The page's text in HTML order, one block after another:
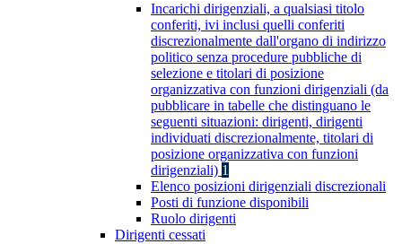
Incarichi dirigenziali, a qualsiasi titolo
conferiti, ivi inclusi quelli conferiti
discrezionalmente dall'organo di indirizzo
politico senza procedure pubbliche di
selezione e titolari di posizione
organizzativa con funzioni dirigenziali (da
pubblicare in tabelle che distinguano le
seguenti situazioni: dirigenti, dirigenti
individuati discrezionalmente, titolari di
posizione organizzativa con funzioni
dirigenziali) 1
Elenco posizioni dirigenziali discrezionali
Posti di funzione disponibili
Ruolo dirigenti
Dirigenti cessati